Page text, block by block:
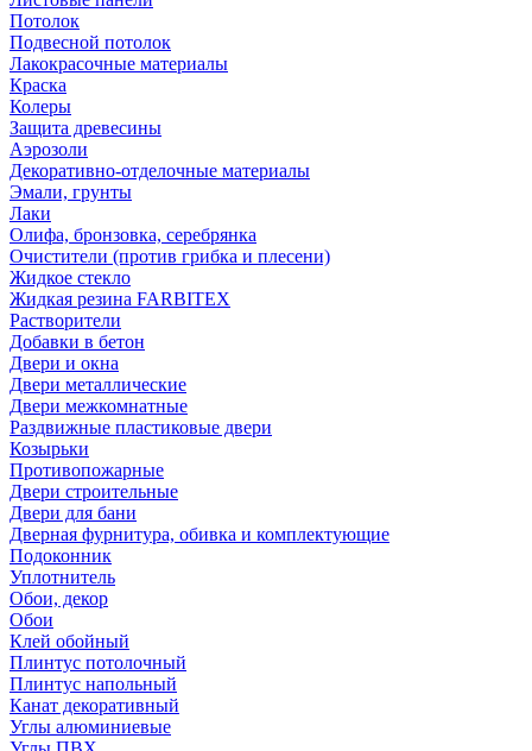
Потолок
Подвесной потолок
Лакокрасочные материалы
Краска
Колеры
Защита древесины
Аэрозоли
Декоративно-отделочные материалы
Эмали, грунты
Лаки
Олифа, бронзовка, серебрянка
Очистители (против грибка и плесени)
Жидкое стекло
Жидкая резина FARBITEX
Растворители
Добавки в бетон
Двери и окна
Двери металлические
Двери межкомнатные
Раздвижные пластиковые двери
Козырьки
Противопожарные
Двери строительные
Двери для бани
Дверная фурнитура, обивка и комплектующие
Подоконник
Уплотнитель
Обои, декор
Обои
Клей обойный
Плинтус потолочный
Плинтус напольный
Канат декоративный
Углы алюминиевые